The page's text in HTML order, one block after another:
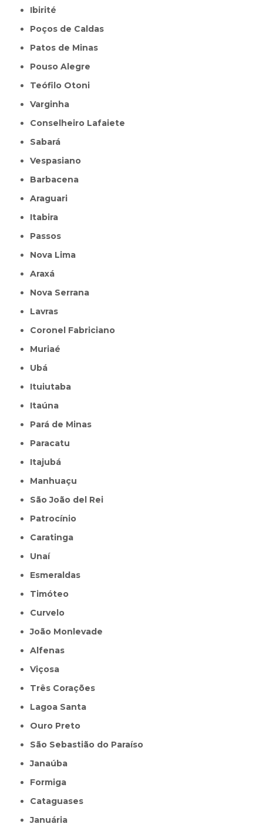
Ibirité
Poços de Caldas
Patos de Minas
Pouso Alegre
Teófilo Otoni
Varginha
Conselheiro Lafaiete
Sabará
Vespasiano
Barbacena
Araguari
Itabira
Passos
Nova Lima
Araxá
Nova Serrana
Lavras
Coronel Fabriciano
Muriaé
Ubá
Ituiutaba
Itaúna
Pará de Minas
Paracatu
Itajubá
Manhuaçu
São João del Rei
Patrocínio
Caratinga
Unaí
Esmeraldas
Timóteo
Curvelo
João Monlevade
Alfenas
Viçosa
Três Corações
Lagoa Santa
Ouro Preto
São Sebastião do Paraíso
Janaúba
Formiga
Cataguases
Januária